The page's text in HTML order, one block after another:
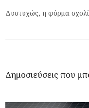
Δυστυχώς, η φόρμα
Δημοσιεύσεις που